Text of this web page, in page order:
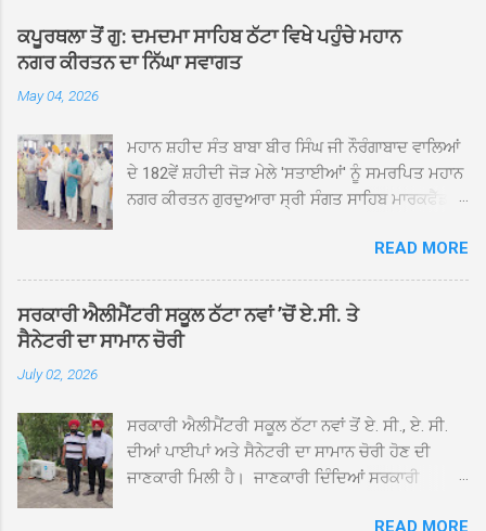
ਕਪੂਰਥਲਾ ਤੋਂ ਗੁ: ਦਮਦਮਾ ਸਾਹਿਬ ਠੱਟਾ ਵਿਖੇ ਪਹੁੰਚੇ ਮਹਾਨ
ਨਗਰ ਕੀਰਤਨ ਦਾ ਨਿੱਘਾ ਸਵਾਗਤ
May 04, 2026
ਮਹਾਨ ਸ਼ਹੀਦ ਸੰਤ ਬਾਬਾ ਬੀਰ ਸਿੰਘ ਜੀ ਨੌਰੰਗਾਬਾਦ ਵਾਲਿਆਂ
ਦੇ 182ਵੇਂ ਸ਼ਹੀਦੀ ਜੋੜ ਮੇਲੇ 'ਸਤਾਈਆਂ' ਨੂੰ ਸਮਰਪਿਤ ਮਹਾਨ
ਨਗਰ ਕੀਰਤਨ ਗੁਰਦੁਆਰਾ ਸ੍ਰੀ ਸੰਗਤ ਸਾਹਿਬ ਮਾਰਕਫੈੱਡ
ਸਰਪ੍ਰਸਤੀ ਹੇਠ, ਪੰਜ ਪਿਆਰਿਆਂ ਦੀ ਅਗਵਾਈ ਵਿੱਚ
ਮਹੱਲਾ ਸੰਤਪੁਰਾ ਤੋਂ ਪ੍ਰਾਰੰਭ ਹੋ ਕੇ ਪਿੰਡ ਭਗਤਪੁਰ,
ਭਗਵਾਨਪੁਰ, ਝੁੱਗੀਆਂ ਗੁਲਾਮ, ਮਜਾਦਪੁਰ, ਕੁੱਲੀਆਂ, ਰੱਤਾ ਨੌ
ਅਬਾਦ, ਕੋਲੀਆਂਵਾਲ, ਅੱਡਾ ਸਾਬੂਵਾਲ, ਦਰੀਏਵਾਲ,
ਵਿਖੇ ਪਹੁੰਚਣ ’ਤੇ ਮੁੱਖ ਸੇਵਾਦਾਰ ਸੰਤ ਬਾਬਾ ਹਰਜੀਤ ਸਿੰਘ ਤੇ
ਇਲਾਕੇ ਦੀਆਂ ਸੰਗਤਾਂ ਵੱਲੋਂ ਜੈਕਾਰਿਆਂ ਦੀ ਗੂੰਜ ਵਿਚ ਨਿੱਘਾ
ਸਵਾਗਤ ਕੀਤਾ ਗਿਆ। ਗੁਰਦੁਆਰਾ ਸ੍ਰੀ ਦਮਦਮਾ ਸਾਹਿਬ
READ MORE
ਸਰਕਾਰੀ ਐਲੀਮੈਂਟਰੀ ਸਕੂਲ ਠੱਟਾ ਨਵਾਂ ’ਚੋਂ ਏ.ਸੀ. ਤੇ
ਸੈਨੇਟਰੀ ਦਾ ਸਾਮਾਨ ਚੋਰੀ
July 02, 2026
ਸਰਕਾਰੀ ਐਲੀਮੈਂਟਰੀ ਸਕੂਲ ਠੱਟਾ ਨਵਾਂ ਤੋਂ ਏ. ਸੀ., ਏ. ਸੀ.
ਦੀਆਂ ਪਾਈਪਾਂ ਅਤੇ ਸੈਨੇਟਰੀ ਦਾ ਸਾਮਾਨ ਚੋਰੀ ਹੋਣ ਦੀ
ਜਾਣਕਾਰੀ ਮਿਲੀ ਹੈ। ਜਾਣਕਾਰੀ ਦਿੰਦਿਆਂ ਸਰਕਾਰੀ
READ MORE